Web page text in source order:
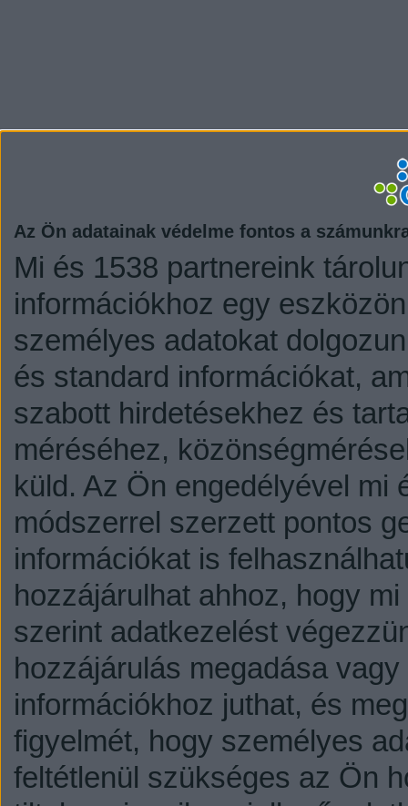
Az Ön adatainak védelme fontos a
Mi és 1538 partnereink
információkhoz egy
személyes adatokat
és standard információkat,
szabott hirdetésekhez és
méréséhez,
küld. Az Ön engedélyével mi
módszerrel szerzett pontos
információkat is
hozzájárulhat ahhoz, hogy
szerint adatkezelést
hozzájárulás megadása
információkhoz juthat, és
figyelmét, hogy személyes
feltétlenül szükséges az Ön